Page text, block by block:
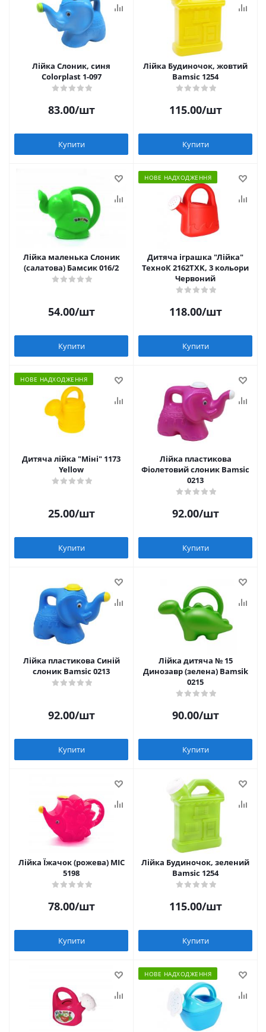
Лійка Слоник, синя
Colorplast 1-097
83.00/шт
Купити
Лійка Будиночок, жовтий
Bamsic 1254
115.00/шт
Купити
Лійка маленька Слоник
(салатова) Бамсик 016/2
54.00/шт
Купити
НОВЕ НАДХОДЖЕННЯ
Дитяча іграшка "Лійка"
ТехноК 2162TXK, 3 кольори
Червоний
118.00/шт
Купити
НОВЕ НАДХОДЖЕННЯ
Дитяча лійка "Міні" 1173
Yellow
25.00/шт
Купити
Лійка пластикова
Фіолетовий слоник Bamsic
0213
92.00/шт
Купити
Лійка пластикова Синій
слоник Bamsic 0213
92.00/шт
Купити
Лійка дитяча № 15
Динозавр (зелена) Bamsik
0215
90.00/шт
Купити
Лійка Їжачок (рожева) MIC
5198
78.00/шт
Купити
Лійка Будиночок, зелений
Bamsic 1254
115.00/шт
Купити
НОВЕ НАДХОДЖЕННЯ